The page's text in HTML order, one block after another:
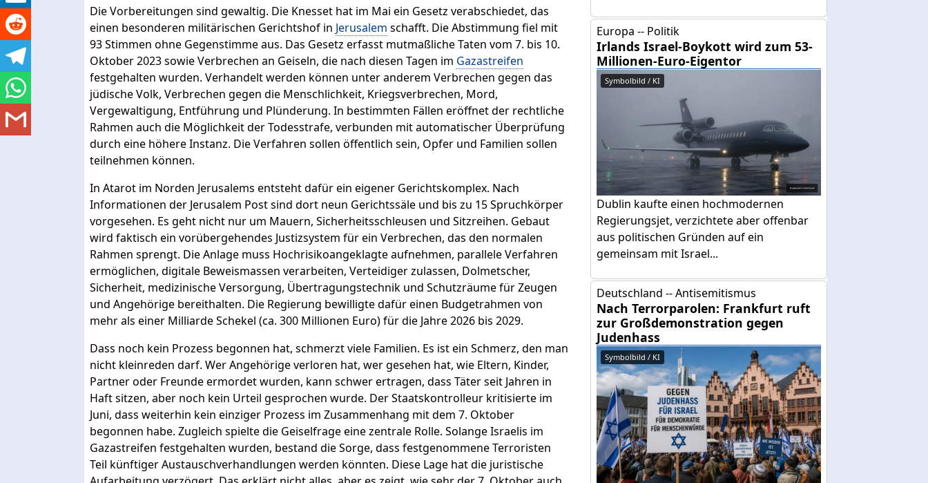
Die Vorbereitungen sind gewaltig. Die Knesset hat im Mai ein Gesetz verabschiedet, das
einen besonderen militärischen Gerichtshof in Jerusalem schafft. Die Abstimmung fiel mit
93 Stimmen ohne Gegenstimme aus. Das Gesetz erfasst mutmaßliche Taten vom 7. bis 10.
Oktober 2023 sowie Verbrechen an Geiseln, die nach diesen Tagen im Gazastreifen
festgehalten wurden. Verhandelt werden können unter anderem Verbrechen gegen das
jüdische Volk, Verbrechen gegen die Menschlichkeit, Kriegsverbrechen, Mord,
Vergewaltigung, Entführung und Plünderung. In bestimmten Fällen eröffnet der rechtliche
Rahmen auch die Möglichkeit der Todesstrafe, verbunden mit automatischer Überprüfung
durch eine höhere Instanz. Die Verfahren sollen öffentlich sein, Opfer und Familien sollen
teilnehmen können.
In Atarot im Norden Jerusalems entsteht dafür ein eigener Gerichtskomplex. Nach
Informationen der Jerusalem Post sind dort neun Gerichtssäle und bis zu 15 Spruchkörper
vorgesehen. Es geht nicht nur um Mauern, Sicherheitsschleusen und Sitzreihen. Gebaut
wird faktisch ein vorübergehendes Justizsystem für ein Verbrechen, das den normalen
Rahmen sprengt. Die Anlage muss Hochrisikoangeklagte aufnehmen, parallele Verfahren
ermöglichen, digitale Beweismassen verarbeiten, Verteidiger zulassen, Dolmetscher,
Sicherheit, medizinische Versorgung, Übertragungstechnik und Schutzräume für Zeugen
und Angehörige bereithalten. Die Regierung bewilligte dafür einen Budgetrahmen von
mehr als einer Milliarde Schekel (ca. 300 Millionen Euro) für die Jahre 2026 bis 2029.
Dass noch kein Prozess begonnen hat, schmerzt viele Familien. Es ist ein Schmerz, den man
nicht kleinreden darf. Wer Angehörige verloren hat, wer gesehen hat, wie Eltern, Kinder,
Partner oder Freunde ermordet wurden, kann schwer ertragen, dass Täter seit Jahren in
Haft sitzen, aber noch kein Urteil gesprochen wurde. Der Staatskontrolleur kritisierte im
Juni, dass weiterhin kein einziger Prozess im Zusammenhang mit dem 7. Oktober
begonnen habe. Zugleich spielte die Geiselfrage eine zentrale Rolle. Solange Israelis im
Gazastreifen festgehalten wurden, bestand die Sorge, dass festgenommene Terroristen
Teil künftiger Austauschverhandlungen werden könnten. Diese Lage hat die juristische
Europa -- Politik
Irlands Israel-Boykott wird zum 53-
Millionen-Euro-Eigentor
Symbolbild / KI
Dublin kaufte einen hochmodernen
Regierungsjet, verzichtete aber offenbar
aus politischen Gründen auf ein
gemeinsam mit Israel...
Deutschland -- Antisemitismus
Nach Terrorparolen: Frankfurt ruft
zur Großdemonstration gegen
Judenhass
Symbolbild / KI